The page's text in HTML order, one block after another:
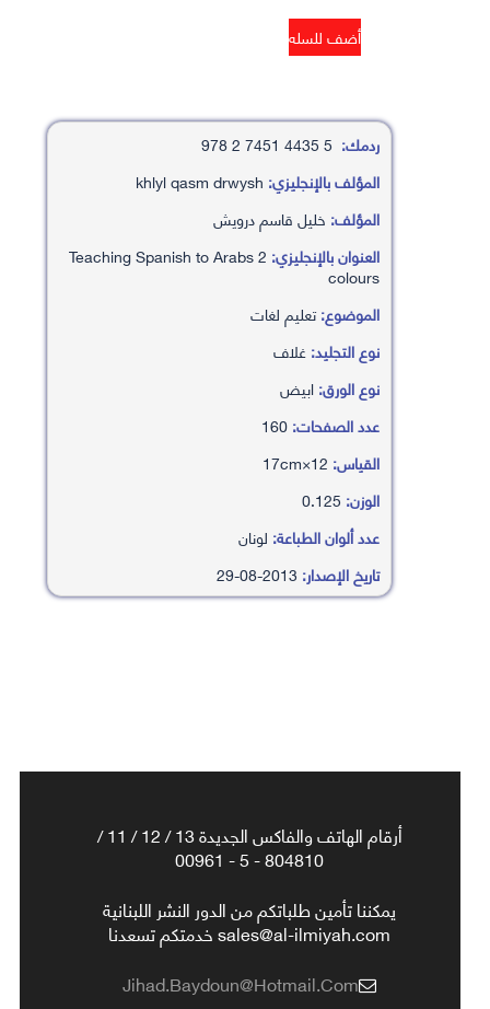
ردمك:
المؤلف بالإنجليزي:
المؤلف: خليل قاسم درويش
العنوان بالإنجليزي: Teaching Spanish to Arabs 2
colours
الموضوع:تعليم لغات
نوع التجليد:غلاف
نوع الورق:ابيض
عدد الصفحات:
القياس:
الوزن:
عدد ألوان الطباعة: لونان
تاريخ الإصدار:
أرقام الهاتف والفاكس الجديدة 13 / 12 / 11 /
804810 - 5 - 00961
يمكننا تأمين طلباتكم من الدور النشر اللبنانية
sales@al-ilmiyah.com خدمتكم تسعدنا
Jihad.baydoun@hotmail.com